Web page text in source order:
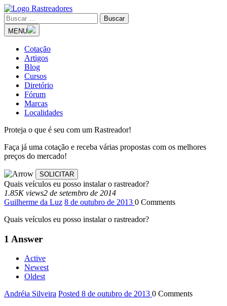
MENU
Cotação
Artigos
Blog
Cursos
Diretório
Fórum
Marcas
Localidades
Proteja o que é seu com um Rastreador!
Faça já uma cotação e receba várias propostas com os melhores
preços do mercado!
Quais veículos eu posso instalar o rastreador?
1.85K views2 de setembro de 2014
Guilherme da Luz 8 de outubro de 2013 0 Comments
Quais veículos eu posso instalar o rastreador?
1 Answer
Active
Newest
Oldest
Andréia Silveira Posted 8 de outubro de 2013 0 Comments